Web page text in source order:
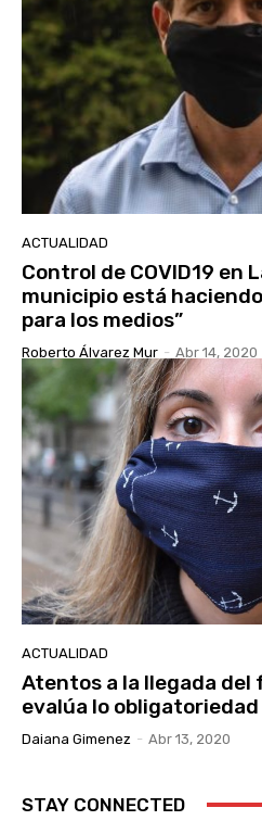
ACTUALIDAD
Control de COVID19 en
municipio está
para los medios”
Roberto Álvarez Mur - Abr 14, 2020
ACTUALIDAD
Atentos a la llegada del
evalúa lo
Daiana Gimenez - Abr 13, 2020
STAY CONNECTED